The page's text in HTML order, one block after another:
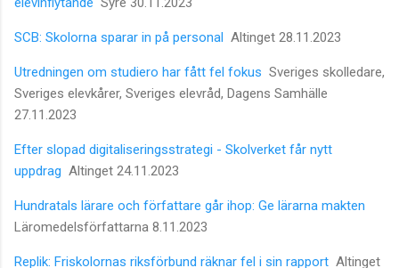
SCB: Skolorna sparar in på personal Altinget 28.11.2023
Utredningen om studiero har fått fel fokus Sveriges skolledare,
Sveriges elevkårer, Sveriges elevråd, Dagens Samhälle
27.11.2023
Efter slopad digitaliseringsstrategi - Skolverket får nytt
uppdrag Altinget 24.11.2023
Hundratals lärare och författare går ihop: Ge lärarna makten
Läromedelsförfattarna 8.11.2023
Replik: Friskolornas riksförbund räknar fel i sin rapport Altinget